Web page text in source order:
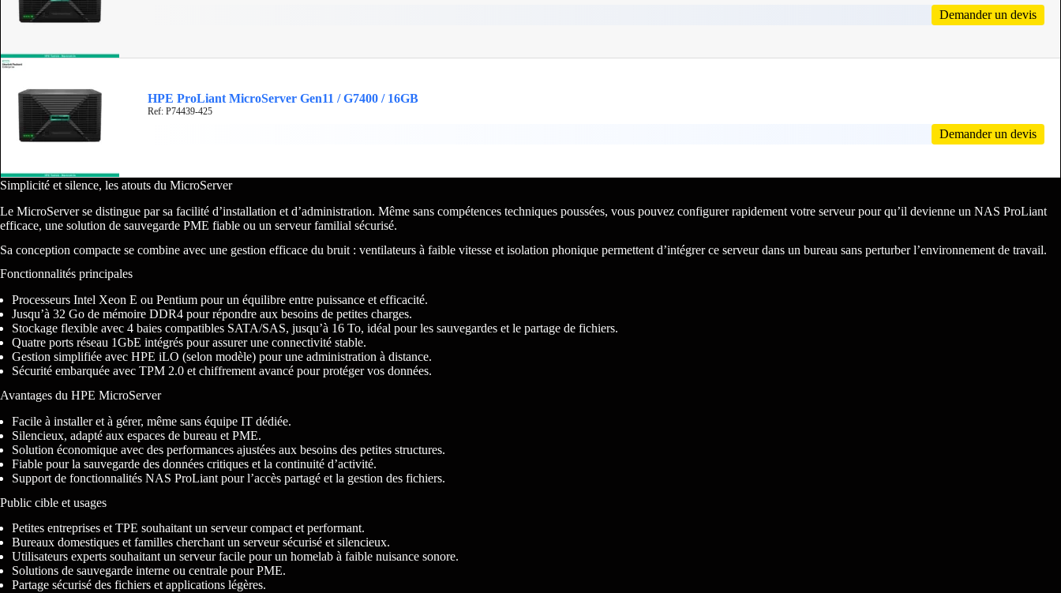
Demander un devis
HPE ProLiant MicroServer Gen11 / G7400 / 16GB
Ref: P74439-425
Demander un devis
Simplicité et silence, les atouts du MicroServer
Le MicroServer se distingue par sa facilité d’installation et d’administration. Même sans compétences techniques poussées, vous pouvez configurer rapidement votre serveur pour qu’il devienne un NAS ProLiant
efficace, une solution de sauvegarde PME fiable ou un serveur familial sécurisé.
Sa conception compacte se combine avec une gestion efficace du bruit : ventilateurs à faible vitesse et isolation phonique permettent d’intégrer ce serveur dans un bureau sans perturber l’environnement de travail.
Fonctionnalités principales
Processeurs Intel Xeon E ou Pentium pour un équilibre entre puissance et efficacité.
Jusqu’à 32 Go de mémoire DDR4 pour répondre aux besoins de petites charges.
Stockage flexible avec 4 baies compatibles SATA/SAS, jusqu’à 16 To, idéal pour les sauvegardes et le partage de fichiers.
Quatre ports réseau 1GbE intégrés pour assurer une connectivité stable.
Gestion simplifiée avec HPE iLO (selon modèle) pour une administration à distance.
Sécurité embarquée avec TPM 2.0 et chiffrement avancé pour protéger vos données.
Avantages du HPE MicroServer
Facile à installer et à gérer, même sans équipe IT dédiée.
Silencieux, adapté aux espaces de bureau et PME.
Solution économique avec des performances ajustées aux besoins des petites structures.
Fiable pour la sauvegarde des données critiques et la continuité d’activité.
Support de fonctionnalités NAS ProLiant pour l’accès partagé et la gestion des fichiers.
Public cible et usages
Petites entreprises et TPE souhaitant un serveur compact et performant.
Bureaux domestiques et familles cherchant un serveur sécurisé et silencieux.
Utilisateurs experts souhaitant un serveur facile pour un homelab à faible nuisance sonore.
Solutions de sauvegarde interne ou centrale pour PME.
Partage sécurisé des fichiers et applications légères.